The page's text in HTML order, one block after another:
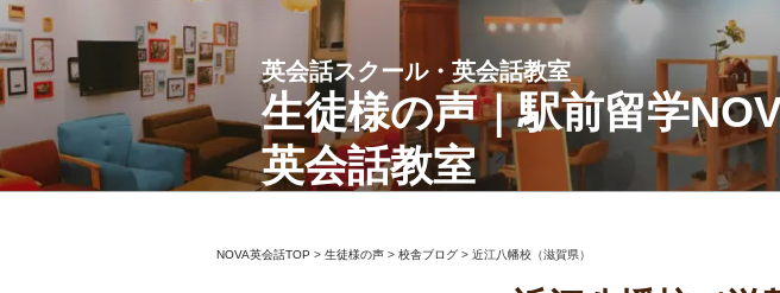
コ
ン
テ
ン
へ
ス
英会話スクール・英会話教室
生徒様の声｜駅前留学
英会話教室
NOVA英会話TOP > 生徒様の声 > 校舎ブログ > 近江八幡校（滋賀県）